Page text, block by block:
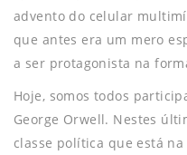
advento do celular
que antes era um mero
a ser protagonista na
Hoje, somos todos
George Orwell. Nestes
classe política que está